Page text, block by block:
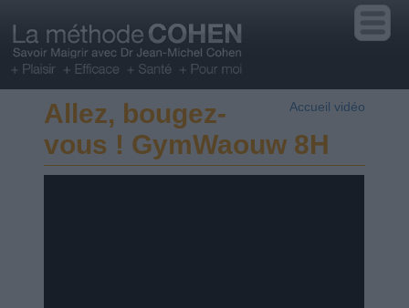
Accueil vidéo
Allez, bougez-
vous ! GymWaouw 8H